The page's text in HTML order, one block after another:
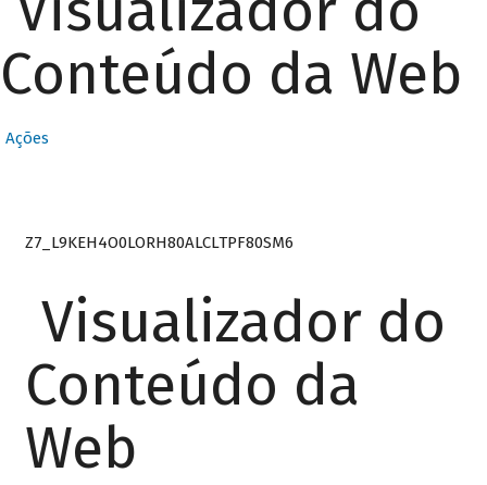
Conteúdo da Web
Ações
Z7_L9KEH4O0LORH80ALCLTPF80SM6
Visualizador do
Conteúdo da
Web